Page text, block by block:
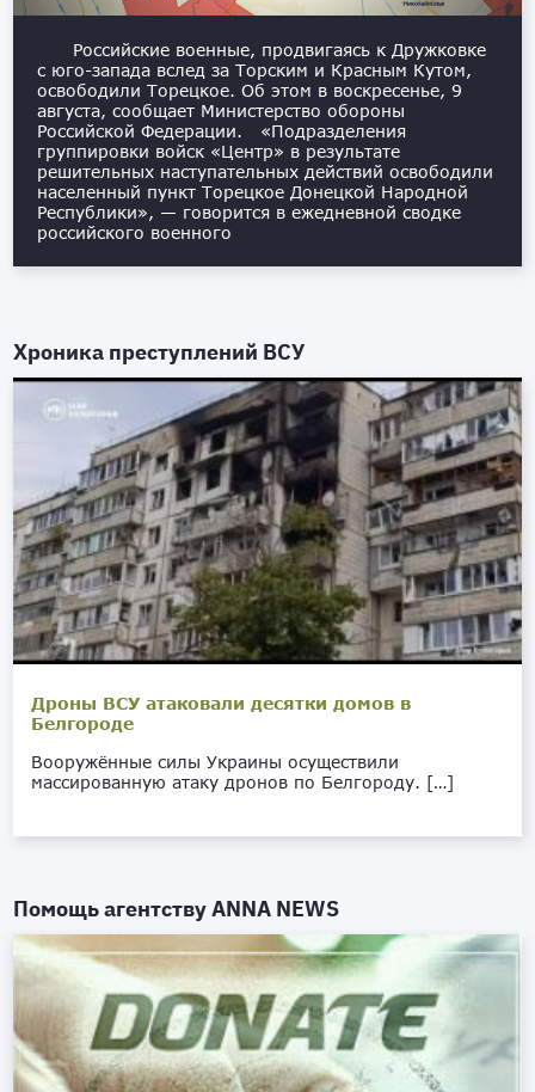
Российские военные, продвигаясь к Дружковке
с юго-запада вслед за Торским и Красным Кутом,
освободили Торецкое. Об этом в воскресенье, 9
августа, сообщает Министерство обороны
Российской Федерации. «Подразделения
группировки войск «Центр» в результате
решительных наступательных действий освободили
населенный пункт Торецкое Донецкой Народной
Республики», — говорится в ежедневной сводке
российского военного
Хроника преступлений ВСУ
Дроны ВСУ атаковали десятки домов в
Белгороде
Вооружённые силы Украины осуществили
массированную атаку дронов по Белгороду. […]
Помощь агентствуANNA NEWS